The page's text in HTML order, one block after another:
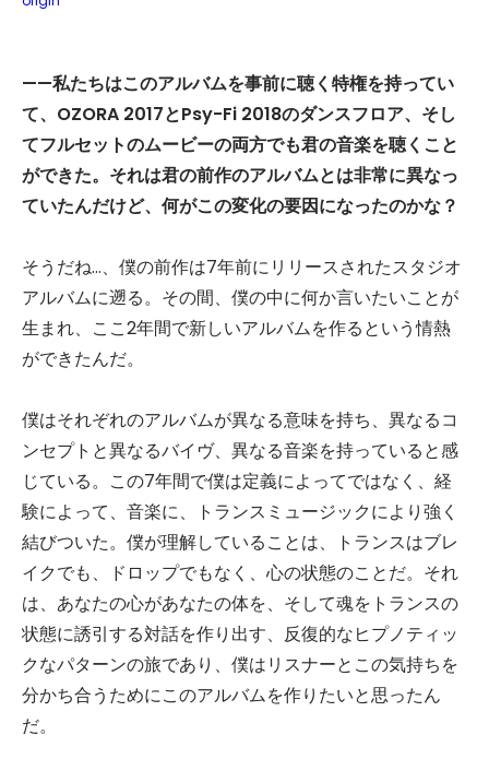
——私たちはこのアルバムを事前に聴く特権を持ってい
て、OZORA 2017とPsy-Fi 2018のダンスフロア、そし
てフルセットのムービーの両方でも君の音楽を聴くこと
ができた。それは君の前作のアルバムとは非常に異なっ
ていたんだけど、何がこの変化の要因になったのかな？
そうだね…、僕の前作は7年前にリリースされたスタジオ
アルバムに遡る。その間、僕の中に何か言いたいことが
生まれ、ここ2年間で新しいアルバムを作るという情熱
ができたんだ。
僕はそれぞれのアルバムが異なる意味を持ち、異なるコ
ンセプトと異なるバイヴ、異なる音楽を持っていると感
じている。この7年間で僕は定義によってではなく、経
験によって、音楽に、トランスミュージックにより強く
結びついた。僕が理解していることは、トランスはブレ
イクでも、ドロップでもなく、心の状態のことだ。それ
は、あなたの心があなたの体を、そして魂をトランスの
状態に誘引する対話を作り出す、反復的なヒプノティッ
クなパターンの旅であり、僕はリスナーとこの気持ちを
分かち合うためにこのアルバムを作りたいと思ったん
だ。